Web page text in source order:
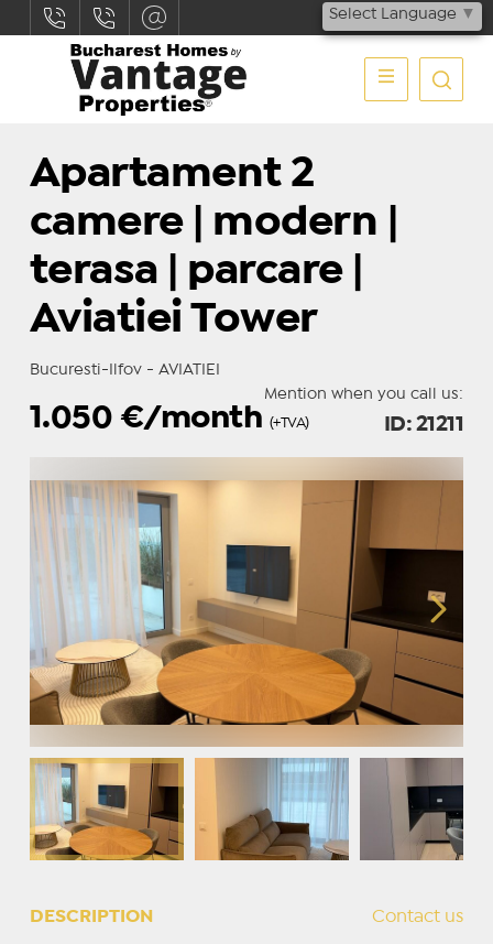
Select Language ▼
Apartament 2
camere | modern |
terasa | parcare |
Aviatiei Tower
Bucuresti-Ilfov - AVIATIEI
Mention when you call us:
1.050 €/month (+TVA) ID: 21211
DESCRIPTION Contact us